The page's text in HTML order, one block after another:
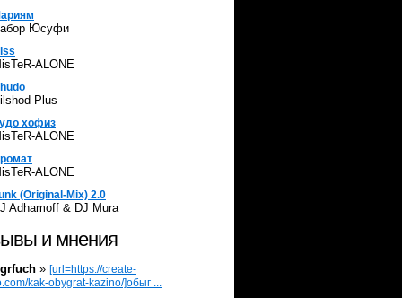
Юсуфи
ALONE
Plus
хофиз
ALONE
ALONE
(Original-Mix) 2.0
Adhamoff & DJ Mura
и мнения
» [url=https://create-
kak-obygrat-kazino/]обыг ...